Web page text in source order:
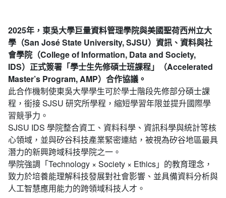
2025年，東吳大學巨量資料管理學院與美國聖荷西州立大
學（San José State University, SJSU）資訊、資料與社
會學院（College of Information, Data and Society,
IDS）正式簽署「學士生先修碩士班課程」（Accelerated
Master’s Program, AMP）合作協議。
此合作機制使東吳大學學生可於學士階段先修部分碩士課
程，銜接 SJSU 研究所學程，縮短學習年限並提升國際學
習競爭力。
SJSU IDS 學院整合資工、資料科學、資訊科學與統計等核
心領域，並與矽谷科技產業緊密連結，被視為矽谷地區最具
潛力的新興跨域科技學院之一。
學院強調「Technology × Society × Ethics」的教育理念，
致力於培養能理解科技發展對社會影響、並具備資料分析與
人工智慧應用能力的跨領域科技人才。